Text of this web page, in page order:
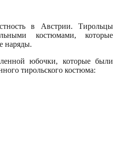
в Австрии. Тирольцы
костюмами, которые
наряды.
юбочки, которые были
тирольского костюма: